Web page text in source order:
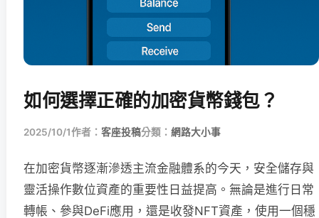
如何選擇正確的加密貨幣錢包？
2025/10/1作者： 客座投稿分類： 網路大小事
在加密貨幣逐漸滲透主流金融體系的今天，安全儲存與
靈活操作數位資產的重要性日益提高。無論是進行日常
轉帳、參與DeFi應用，還是收發NFT資產，使用一個穩